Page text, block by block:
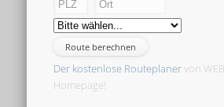
Der kostenlose Routeplanervon
Homepage!